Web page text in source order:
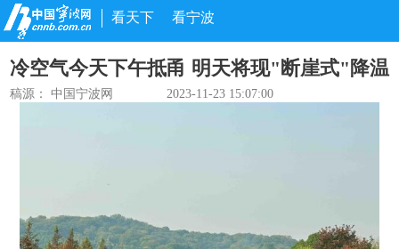
看天下 看宁波
冷空气今天下午抵甬 明天将现"断崖式"降温
稿源： 中国宁波网 2023-11-23 15:07:00